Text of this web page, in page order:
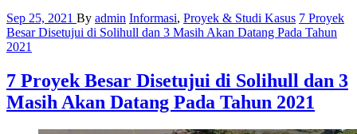
Sep 25, 2021 By admin Informasi, Proyek & Studi Kasus 7 Proyek
Besar Disetujui di Solihull dan 3 Masih Akan Datang Pada Tahun
2021
7 Proyek Besar Disetujui di Solihull dan 3
Masih Akan Datang Pada Tahun 2021